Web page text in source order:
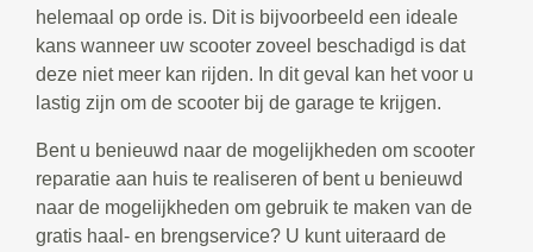
helemaal op orde is. Dit is bijvoorbeeld een ideale
kans wanneer uw scooter zoveel beschadigd is dat
deze niet meer kan rijden. In dit geval kan het voor u
lastig zijn om de scooter bij de garage te krijgen.
Bent u benieuwd naar de mogelijkheden om scooter
reparatie aan huis te realiseren of bent u benieuwd
naar de mogelijkheden om gebruik te maken van de
gratis haal- en brengservice? U kunt uiteraard de